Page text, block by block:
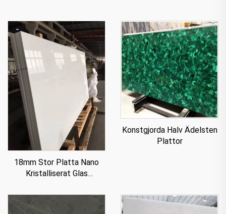
18mm Stor Platta Nano
Kristalliserat Glas
Konstgjorda Halv Ädelsten
Plattor